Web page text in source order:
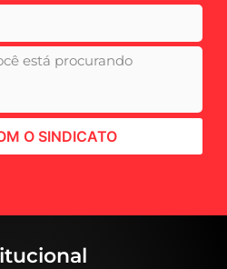
O SINDICATO